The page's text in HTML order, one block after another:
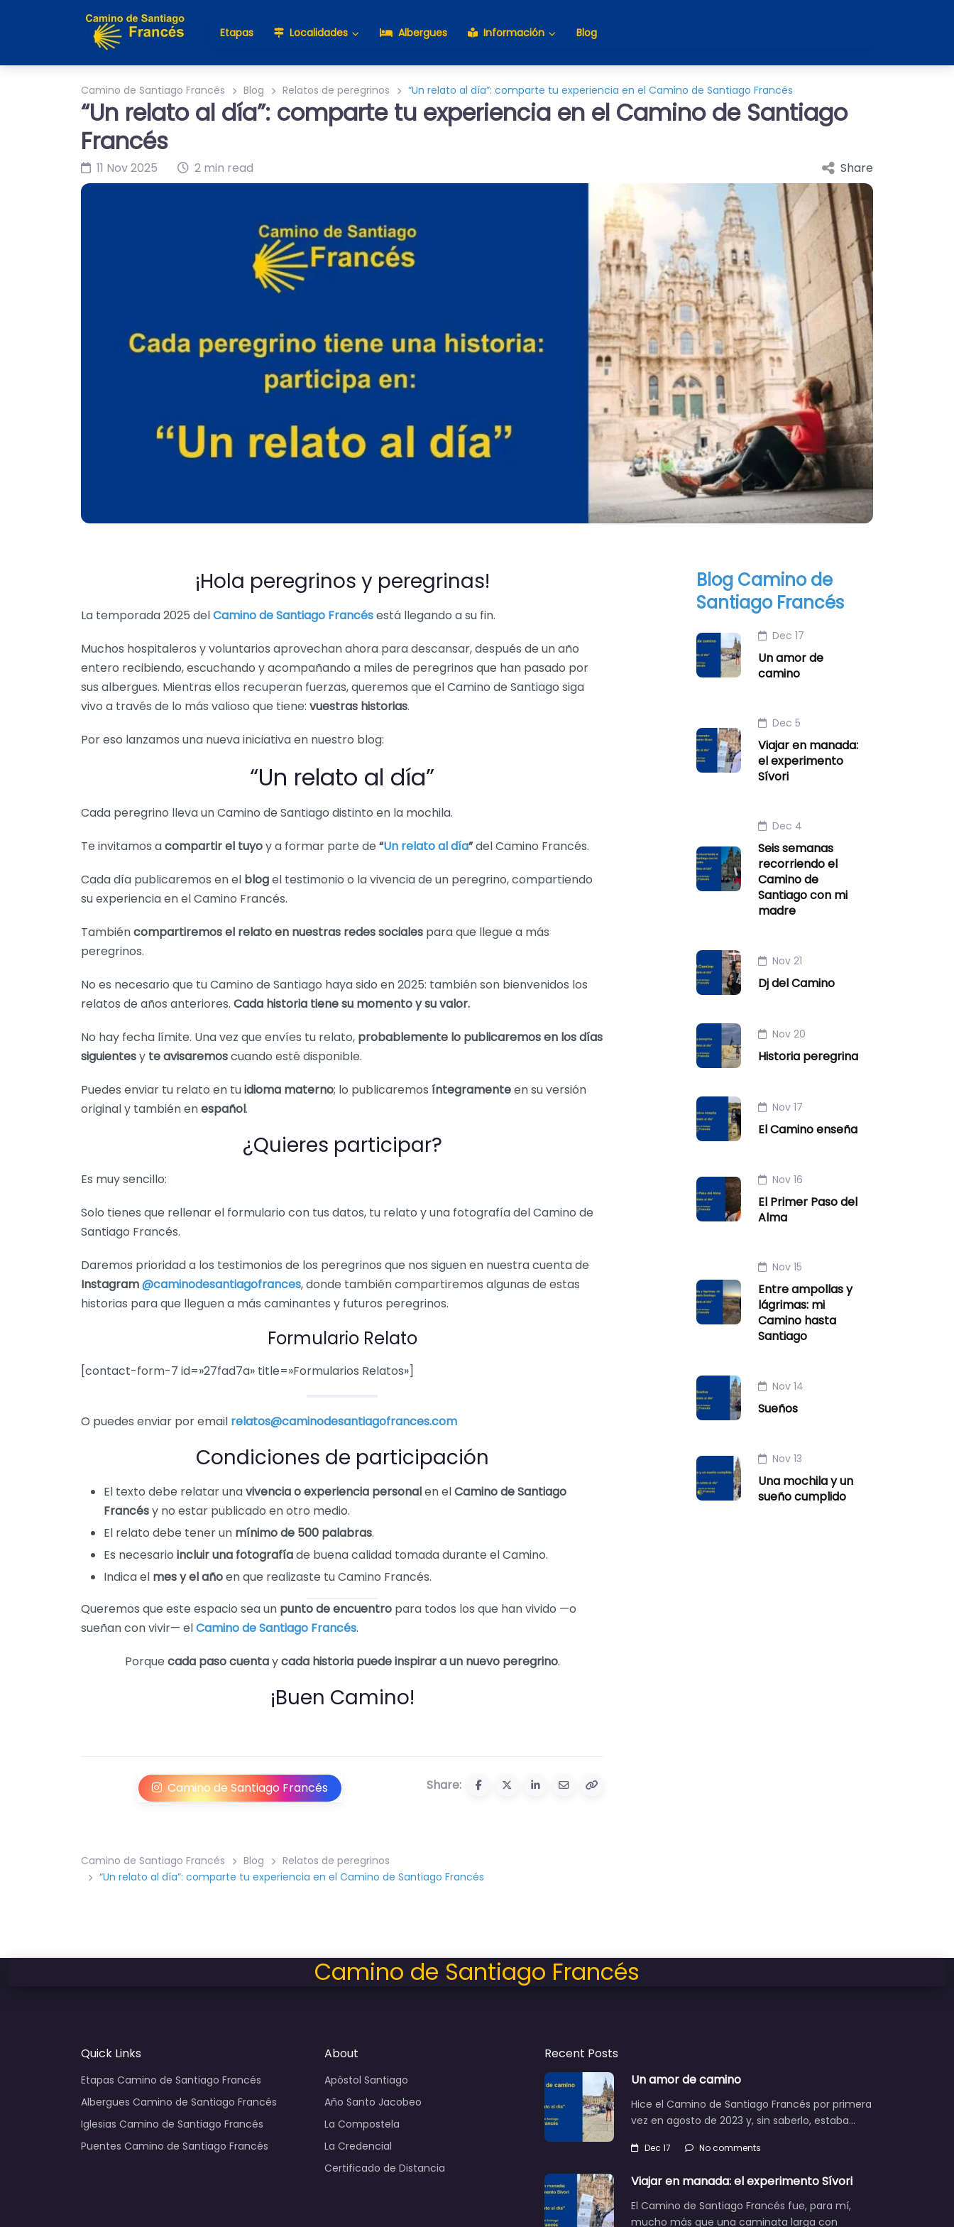
Etapas Localidades Albergues Información Blog
Camino de Santiago Francés Blog Relatos de peregrinos “Un relato al día”: comparte tu experiencia en el Camino de Santiago Francés
“Un relato al día”: comparte tu experiencia en el Camino de Santiago
Francés
11 Nov 2025 2 min read Share
¡Hola peregrinos y peregrinas!
La temporada 2025 delCamino de Santiago Francésestá llegando a su fin.
Muchos hospitaleros y voluntarios aprovechan ahora para descansar, después de un año
entero recibiendo, escuchando y acompañando a miles de peregrinos que han pasado por
sus albergues. Mientras ellos recuperan fuerzas, queremos que el Camino de Santiago siga
vivo a través de lo más valioso que tiene: vuestras historias.
Por eso lanzamos una nueva iniciativa en nuestro blog:
“Un relato al día”
Cada peregrino lleva un Camino de Santiago distinto en la mochila.
Te invitamos acompartir el tuyoy a formar parte de “Un relato al día”del Camino Francés.
Cada día publicaremos en el blogel testimonio o la vivencia de un peregrino, compartiendo
su experiencia en el Camino Francés.
Tambiéncompartiremos el relato en nuestras redes sociales para que llegue a más
peregrinos.
No es necesario que tu Camino de Santiago haya sido en 2025: también son bienvenidos los
relatos de años anteriores. Cada historia tiene su momento y su valor.
No hay fecha límite. Una vez que envíes tu relato, probablemente lo publicaremos en los días
siguientesy te avisaremoscuando esté disponible.
Puedes enviar tu relato en tuidioma materno; lo publicaremos íntegramenteen su versión
original y también enespañol.
¿Quieres participar?
Es muy sencillo:
Solo tienes que rellenar el formulario con tus datos, tu relato y una fotografía del Camino de
Santiago Francés.
Daremos prioridad a los testimonios de los peregrinos que nos siguen en nuestra cuenta de
Instagram@caminodesantiagofrances, donde también compartiremos algunas de estas
historias para que lleguen a más caminantes y futuros peregrinos.
Formulario Relato
[contact-form-7 id=»27fad7a» title=»Formularios Relatos»]
O puedes enviar por email relatos@caminodesantiagofrances.com
Condiciones de participación
El texto debe relatar unavivencia o experiencia personalen elCamino de Santiago
Francésy no estar publicado en otro medio.
El relato debe tener un mínimo de 500 palabras.
Es necesario incluir una fotografíade buena calidad tomada durante el Camino.
Indica el mes y el añoen que realizaste tu Camino Francés.
Queremos que este espacio sea un punto de encuentro para todos los que han vivido —o
sueñan con vivir— elCamino de Santiago Francés.
Porque cada paso cuentaycada historia puede inspirar a un nuevo peregrino.
¡Buen Camino!
Camino de Santiago Francés Share:
Camino de Santiago Francés Blog
Relatos de peregrinos
“Un relato al día”: comparte tu experiencia en el Camino de Santiago Francés
Blog Camino de
Santiago Francés
Dec 17
Un amor de
camino
Dec 5
Viajar en manada:
el experimento
Sívori
Dec 4
Seis semanas
recorriendo el
Camino de
Santiago con mi
madre
Nov 21
Dj del Camino
Nov 20
Historia peregrina
Nov 17
El Camino enseña
Nov 16
El Primer Paso del
Alma
Nov 15
Entre ampollas y
lágrimas: mi
Camino hasta
Santiago
Nov 14
Sueños
Nov 13
Una mochila y un
sueño cumplido
Camino de Santiago Francés
Quick Links
Etapas Camino de Santiago Francés
Albergues Camino de Santiago Francés
Iglesias Camino de Santiago Francés
Puentes Camino de Santiago Francés
About
Apóstol Santiago
Año Santo Jacobeo
La Compostela
La Credencial
Certificado de Distancia
Recent Posts
Un amor de camino
Hice el Camino de Santiago Francés por primera
vez en agosto de 2023 y, sin saberlo, estaba…
Dec 17 No comments
Viajar en manada: el experimento Sívori
El Camino de Santiago Francés fue, para mí,
mucho más que una caminata larga con